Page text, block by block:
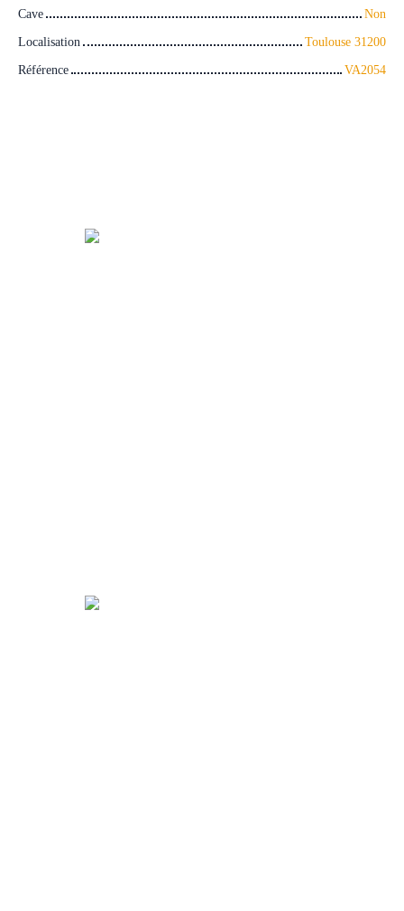
Cave
Non
Localisation
Toulouse 31200
Référence
VA2054